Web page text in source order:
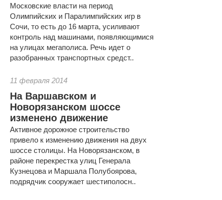
Московские власти на период
Олимпийских и Паралимпийских игр в
Сочи, то есть до 16 марта, усиливают
контроль над машинами, появляющимися
на улицах мегаполиса. Речь идет о
разобранных транспортных средст..
11 февраля 2014
На Варшавском и
Новорязанском шоссе
изменено движение
Активное дорожное строительство
привело к изменению движения на двух
шоссе столицы. На Новорязанском, в
районе перекрестка улиц Генерала
Кузнецова и Маршала Полубоярова,
подрядчик сооружает шестиполосн..